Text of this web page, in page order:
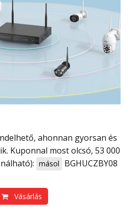
Kuponnal most olcsó, 53 000
másol BGHUCZBY08
Vásárlás